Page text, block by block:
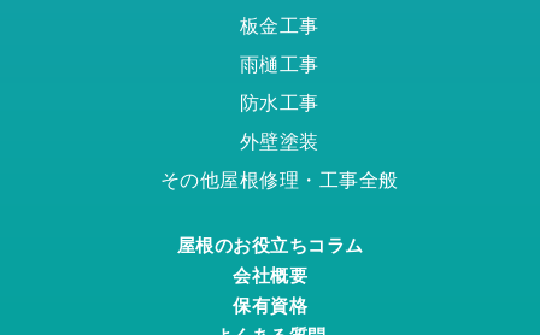
板金工事
雨樋工事
防水工事
外壁塗装
その他屋根修理・工事全般
屋根のお役立ちコラム
会社概要
保有資格